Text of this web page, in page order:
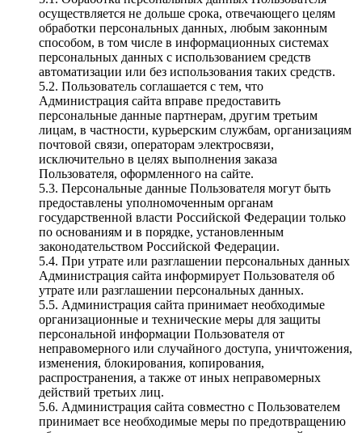
осуществляется не дольше срока, отвечающего целям
обработки персональных данных, любым законным
способом, в том числе в информационных системах
персональных данных с использованием средств
автоматизации или без использования таких средств.
5.2. Пользователь соглашается с тем, что
Администрация сайта вправе предоставить
персональные данные партнерам, другим третьим
лицам, в частности, курьерским службам, организациям
почтовой связи, операторам электросвязи,
исключительно в целях выполнения заказа
Пользователя, оформленного на сайте.
5.3. Персональные данные Пользователя могут быть
предоставлены уполномоченным органам
государственной власти Российской Федерации только
по основаниям и в порядке, установленным
законодательством Российской Федерации.
5.4. При утрате или разглашении персональных данных
Администрация сайта информирует Пользователя об
утрате или разглашении персональных данных.
5.5. Администрация сайта принимает необходимые
организационные и технические меры для защиты
персональной информации Пользователя от
неправомерного или случайного доступа, уничтожения,
изменения, блокирования, копирования,
распространения, а также от иных неправомерных
действий третьих лиц.
5.6. Администрация сайта совместно с Пользователем
принимает все необходимые меры по предотвращению